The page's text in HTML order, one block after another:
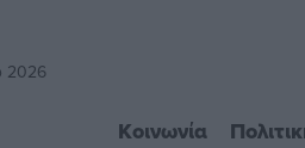
2026
Κοινωνία